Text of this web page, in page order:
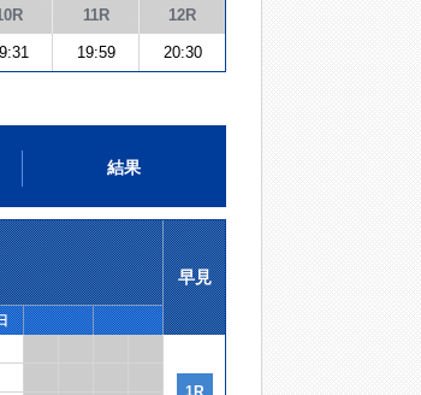
11R 12R
19:59 20:30
結果
早見
1R